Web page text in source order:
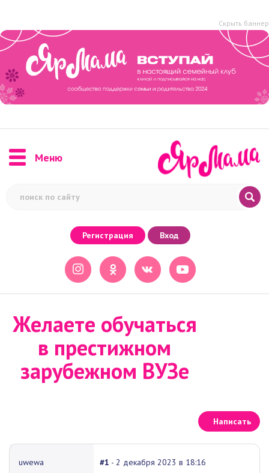
Скрыть баннер
Меню
Регистрация Вход
Желаете обучаться
в престижном
зарубежном ВУЗе
Написать
uwewa #1 - 2 декабря 2023 в 18:16